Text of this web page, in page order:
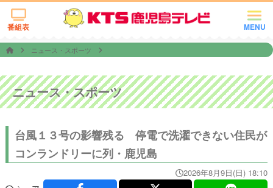
MENU
番組表
ニュース・スポーツ
ニュース・スポーツ
台風１３号の影響残る 停電で洗濯できない住民が
コンランドリーに列・鹿児島
2026年8月9日(日) 18:10